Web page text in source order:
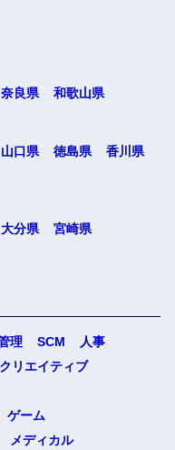
奈良県 和歌山県
山口県 徳島県
香川県
大分県
宮崎県
理 SCM
人事
クリエイティブ
ゲーム
メディカル